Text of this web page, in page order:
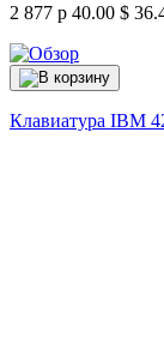
2 877 р 40.00 $
Клавиатура IBM